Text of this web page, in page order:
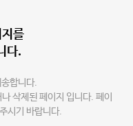
를
다.
합니다.
삭제된 페이지 입니다. 페이
시기 바랍니다.